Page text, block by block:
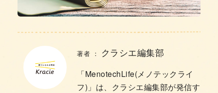
著者 ： クラシエ編集部
「MenotechLife(メノテックライ
フ)」は、クラシエ編集部が発信す